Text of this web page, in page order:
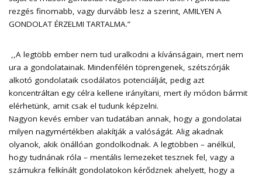
rezgés finomabb, vagy durvább lesz a szerint, AMILYEN A
GONDOLAT ÉRZELMI TARTALMA.”
,,A legtöbb ember nem tud uralkodni a kívánságain, mert nem
ura a gondolatainak. Mindenfélén töprengenek, szétszórják
alkotó gondolataik csodálatos potenciálját, pedig azt
koncentráltan egy célra kellene irányítani, mert ily módon bármit
elérhetünk, amit csak el tudunk képzelni.
Nagyon kevés ember van tudatában annak, hogy a gondolatai
milyen nagymértékben alakítják a valóságát. Alig akadnak
olyanok, akik önállóan gondolkodnak. A legtöbben – anélkül,
hogy tudnának róla – mentális lemezeket tesznek fel, vagy a
számukra felkínált gondolatokon kérődznek ahelyett, hogy a